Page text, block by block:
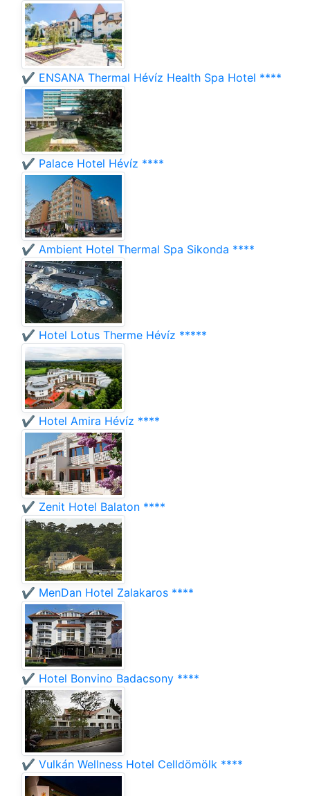
✔️ ENSANA Thermal Hévíz Health Spa Hotel ****
✔️ Palace Hotel Hévíz ****
✔️ Ambient Hotel Thermal Spa Sikonda ****
✔️ Hotel Lotus Therme Hévíz *****
✔️ Hotel Amira Hévíz ****
✔️ Zenit Hotel Balaton ****
✔️ MenDan Hotel Zalakaros ****
✔️ Hotel Bonvino Badacsony ****
✔️ Vulkán Wellness Hotel Celldömölk ****